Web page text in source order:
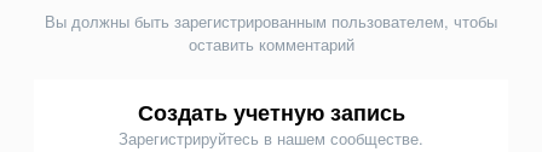
Вы должны быть зарегистрированным пользователем, чтобы
оставить комментарий
Создать учетную запись
Зарегистрируйтесь в нашем сообществе.